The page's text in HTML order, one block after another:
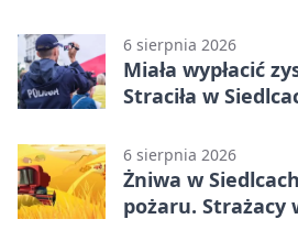
6 sierpnia 2026
Miała wypłacić
Straciła w
6 sierpnia 2026
Żniwa w
pożaru. Strażacy